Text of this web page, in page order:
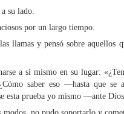
su lado.
por un largo tiempo.
llamas y pensó sobre aquellos
a sí mismo en su lugar:
saber eso —hasta que se
esta prueba yo mismo —ante